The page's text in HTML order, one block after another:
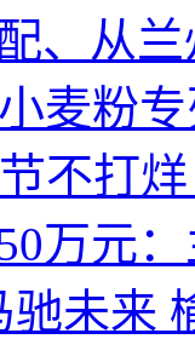
、从
麦粉
不打
万元
驰未来